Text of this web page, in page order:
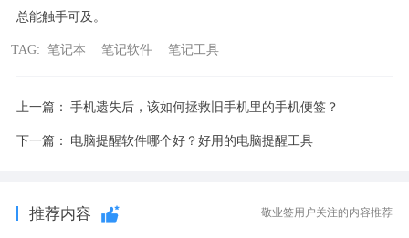
总能触手可及。
TAG: 笔记本 笔记软件 笔记工具
上一篇： 手机遗失后，该如何拯救旧手机里的手机便签？
下一篇： 电脑提醒软件哪个好？好用的电脑提醒工具
推荐内容 敬业签用户关注的内容推荐